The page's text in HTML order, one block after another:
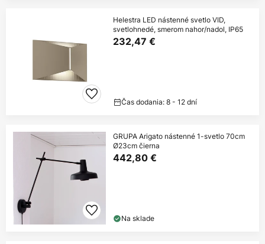
Helestra LED nástenné svetlo VID,
svetlohnedé, smerom nahor/nadol, IP65
232,47 €
Čas dodania: 8 - 12 dní
GRUPA Arigato nástenné 1-svetlo 70cm
Ø23cm čierna
442,80 €
Na sklade